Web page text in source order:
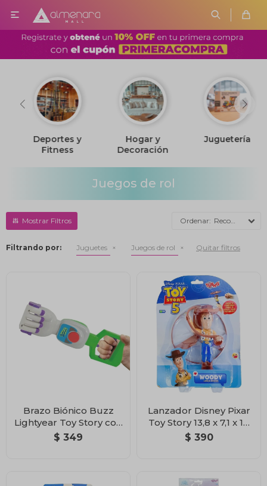

Deportes y
Fitness
Hogar y
Decoración
Juguetería
Juegos de rol
Recomendados
Filtrando por: Juguetes Juegos de rol Quitar filtros
Brazo Biónico Buzz
Lightyear Toy Story con
Garra Extensible
$ 349
Lanzador Disney Pixar
Toy Story 13,8 x 7,1 x 12
cm
$ 390